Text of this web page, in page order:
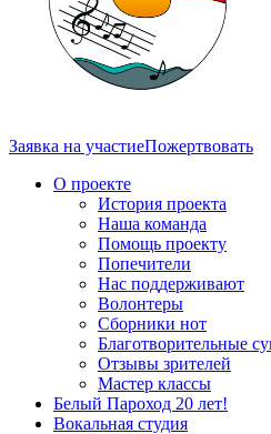
Заявка на участиеПожертвовать
О проекте
История проекта
Наша команда
Помощь проекту
Попечители
Нас поддерживают
Волонтеры
Сборники нот
Благотворительные
Отзывы зрителей
Мастер классы
Белый Пароход 20 лет!
Вокальная студия